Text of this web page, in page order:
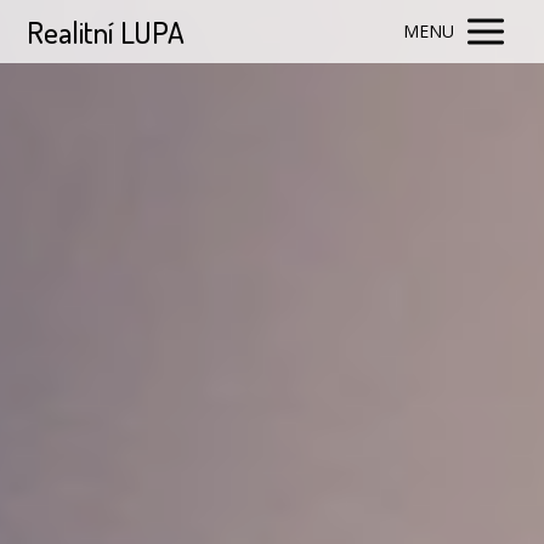
Realitní LUPA MENU